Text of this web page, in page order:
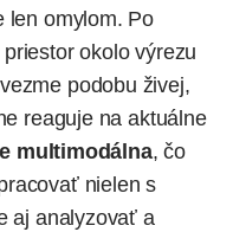
len omylom. Po
okolo výrezu
podobu živej,
reaguje na aktuálne
multimodálna, čo
nielen s
aj analyzovať a